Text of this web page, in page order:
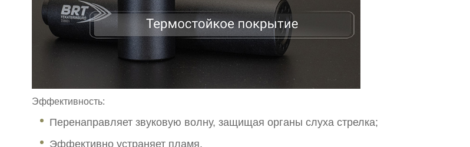
Эффективность:
Перенаправляет звуковую волну, защищая органы слуха стрелка;
Эффективно устраняет пламя.